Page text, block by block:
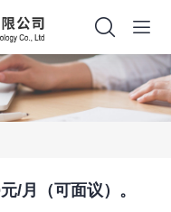
/月（可面议）。